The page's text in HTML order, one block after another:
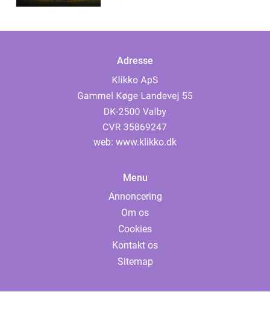
Adresse
web: www.klikko.dk
Menu
Annoncering
Om os
Cookies
Kontakt os
Sitemap